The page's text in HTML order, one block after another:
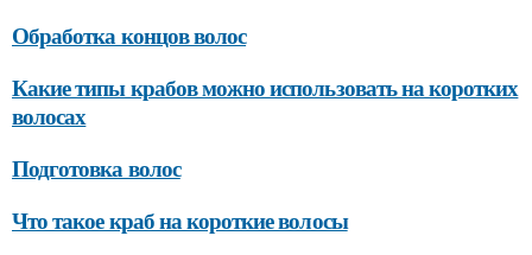
Обработка концов волос
Какие типы крабов можно использовать на коротких
волосах
Подготовка волос
Что такое краб на короткие волосы